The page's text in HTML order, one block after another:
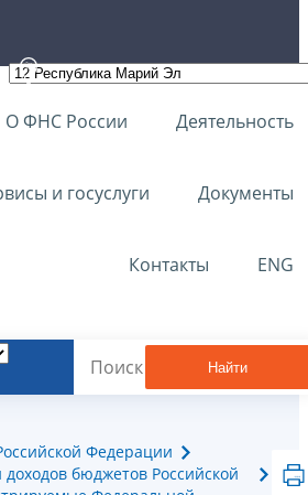
О ФНС России Деятельность
и госуслуги Документы
Контакты ENG
Найти
Федерации
бюджетов Российской